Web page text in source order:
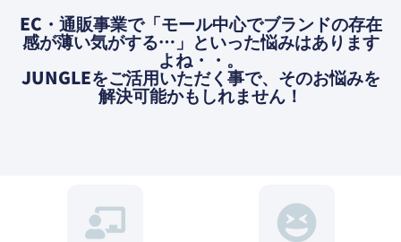
EC・通販事業で「モール中心でブランドの存在
感が薄い気がする…」といった悩みはあります
よね・・。
JUNGLEをご活用いただく事で、そのお悩みを
解決可能かもしれません！